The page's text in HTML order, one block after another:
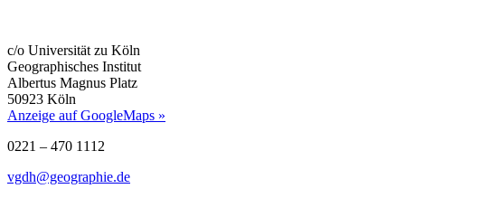
c/o Universität zu Köln
Geographisches Institut
Albertus Magnus Platz
50923 Köln
Anzeige auf GoogleMaps »
0221 – 470 1112
vgdh@geographie.de